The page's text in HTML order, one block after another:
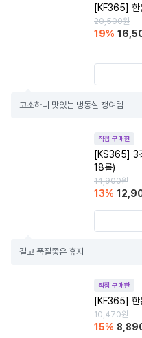
[KF365] 한
20,500원
19%
고소하니 맛있는 냉동실 쟁여템
직접 구매한
[KS365] 3
18롤)
14,900원
13%
길고 품질좋은 휴지
직접 구매한
[KF365] 한
10,470원
15%